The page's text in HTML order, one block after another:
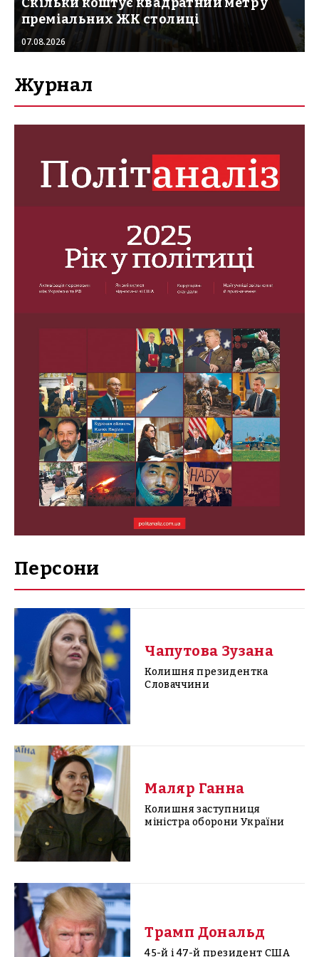
преміальних ЖК столиці
07.08.2026
Журнал
Персони
Чапутова Зузана
Колишня президентка
Словаччини
Маляр Ганна
Колишня заступниця
міністра оборони України
Трамп Дональд
45-й і 47-й президент США